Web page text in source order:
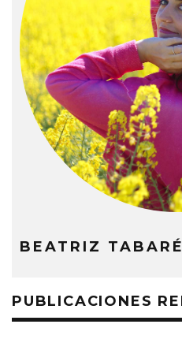
BEATRIZ
PUBLICACIONES